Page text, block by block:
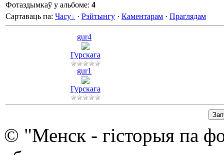
Фотаздымкаў у альбоме: 4
Сартаваць па: Часу · Рэйтынгу · Каментарам · Праглядам
gur4
Гурскага
gur1
Гурскага
© "Менск - гісторыя па